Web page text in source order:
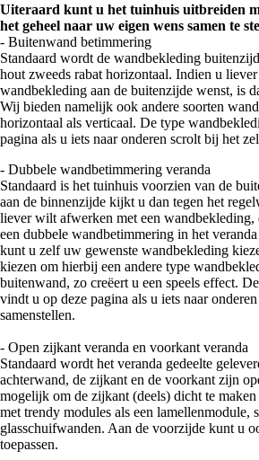
Uiteraard kunt u het tuinhuis uitbreiden
het geheel naar uw eigen wens samen te
- Buitenwand betimmering
Standaard wordt de wandbekleding
hout zweeds rabat horizontaal. Indien u liever
wandbekleding aan de buitenzijde wenst, is
Wij bieden namelijk ook andere soorten
horizontaal als verticaal. De type
pagina als u iets naar onderen scrolt bij het
- Dubbele wandbetimmering veranda
Standaard is het tuinhuis voorzien van de
aan de binnenzijde kijkt u dan tegen het
liever wilt afwerken met een
een dubbele wandbetimmering in het
kunt u zelf uw gewenste wandbekleding
kiezen om hierbij een andere type
buitenwand, zo creëert u een speels effect.
vindt u op deze pagina als u iets naar
samenstellen.
- Open zijkant veranda en voorkant veranda
Standaard wordt het veranda gedeelte
achterwand, de zijkant en de voorkant zijn
mogelijk om de zijkant (deels) dicht te
met trendy modules als een lamellenmodule,
glasschuifwanden. Aan de voorzijde kunt u
toepassen.